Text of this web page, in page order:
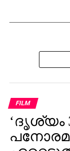
കശ്മീരില്‍
FILM
‘ദൃശ്യം